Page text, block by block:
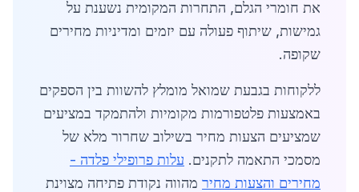
את חומרי הגלם, התחרות המקומית נשענת על
גמישות, שיתוף פעולה עם יזמים ומדיניות מחירים
שקופה.
ללקוחות בגבעת שמואל מומלץ להשוות בין הספקים
באמצעות פלטפורמות מקומיות ולהתמקד במציעים
שמציעים הצעות מחיר בשילוב שחרור מלא של
מסמכי התאמה לתקנים. עלות פרופילי פלדה -
מחירים והצעות מחיר מהווה נקודת פתיחה מצוינת